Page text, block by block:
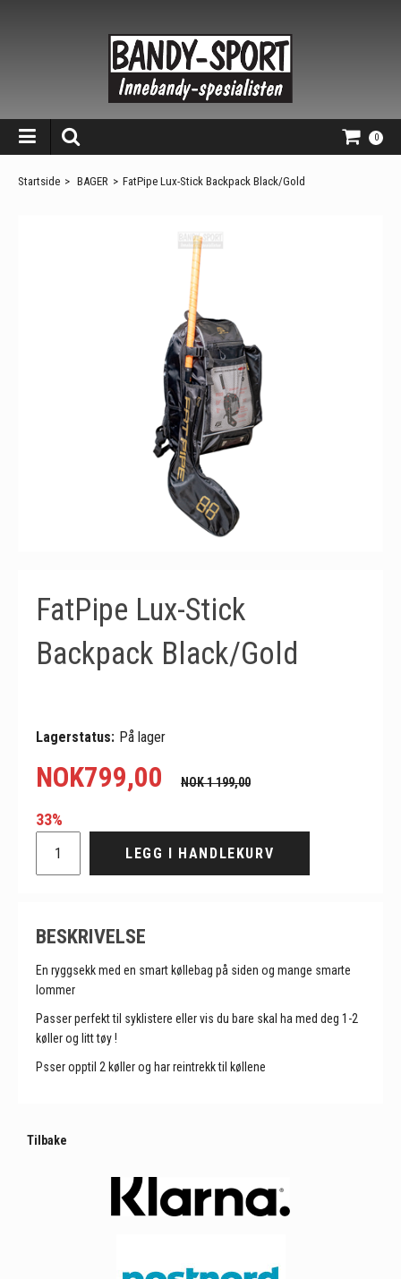
0
Startside > BAGER > FatPipe Lux-Stick Backpack Black/Gold
FatPipe Lux-Stick
Backpack Black/Gold
Lagerstatus: På lager
NOK799,00 NOK 1 199,00
33%
LEGG I HANDLEKURV
BESKRIVELSE
En ryggsekk med en smart køllebag på siden og mange smarte
lommer
Passer perfekt til syklistere eller vis du bare skal ha med deg 1-2
køller og litt tøy !
Psser opptil 2 køller og har reintrekk til køllene
Tilbake